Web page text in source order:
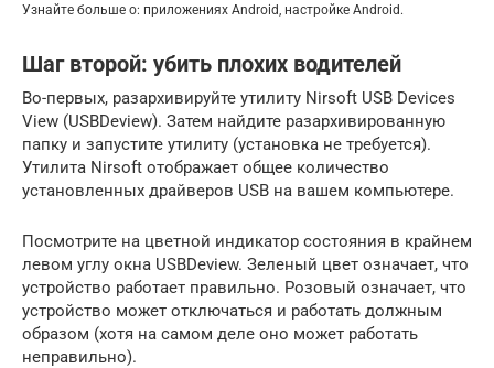
Узнайте больше о: приложениях Android, настройке Android.
Шаг второй: убить плохих водителей
Во-первых, разархивируйте утилиту Nirsoft USB Devices
View (USBDeview). Затем найдите разархивированную
папку и запустите утилиту (установка не требуется).
Утилита Nirsoft отображает общее количество
установленных драйверов USB на вашем компьютере.
Посмотрите на цветной индикатор состояния в крайнем
левом углу окна USBDeview. Зеленый цвет означает, что
устройство работает правильно. Розовый означает, что
устройство может отключаться и работать должным
образом (хотя на самом деле оно может работать
неправильно).